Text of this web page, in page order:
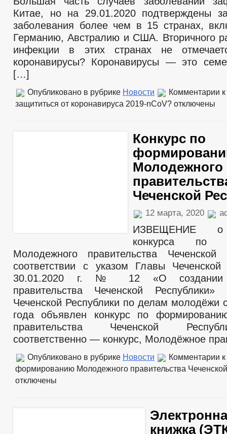
Китае, но на 29.01.2020 подтверждены
заболевания более чем в 15 странах,
Германию, Австралию и США. Вторичного
инфекции в этих странах не
коронавирусы? Коронавирусы — это
[…]
Опубликовано в рубрике Новости Комментарии
защититься от коронавируса 2019-nCoV? отключены
Конкурс по
Молодежного
Чеченской
12 марта, 2020
ИЗВЕЩЕНИЕ о
конкурса по
Молодежного правительства
соответствии с указом Главы Чеченской
30.01.2020 г. № 12 «О создании
правительства Чеченской Республики»
Чеченской Республики по делам молодёжи
года объявлен конкурс по
правительства Чеченской
соответственно — конкурс, Молодёжное
Опубликовано в рубрике Новости Комментарии
формированию Молодежного правительства
отключены
книжка